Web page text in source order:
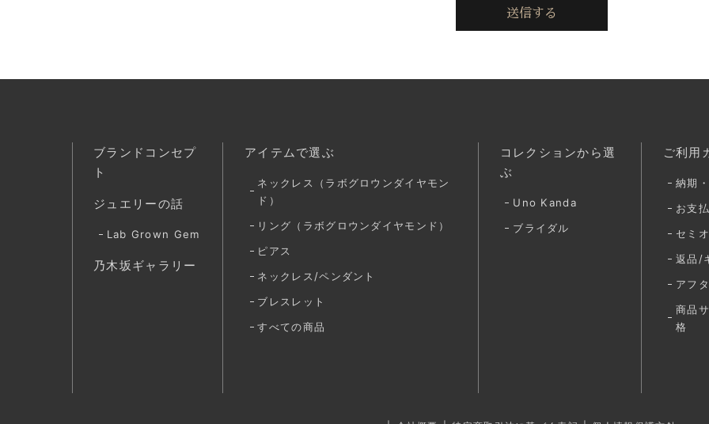
ブランドコンセプ
ト
ジュエリーの話
Lab Grown Gem
乃木坂ギャラリー
アイテムで選ぶ
ネックレス（ラボグロウンダイヤモン
ド）
リング（ラボグロウンダイヤモンド）
ピアス
ネックレス/ペンダント
ブレスレット
すべての商品
コレクションから選
ぶ
Uno Kanda
ブライダル
ご利用
納期
お支
セミ
返品/
アフ
商品
格